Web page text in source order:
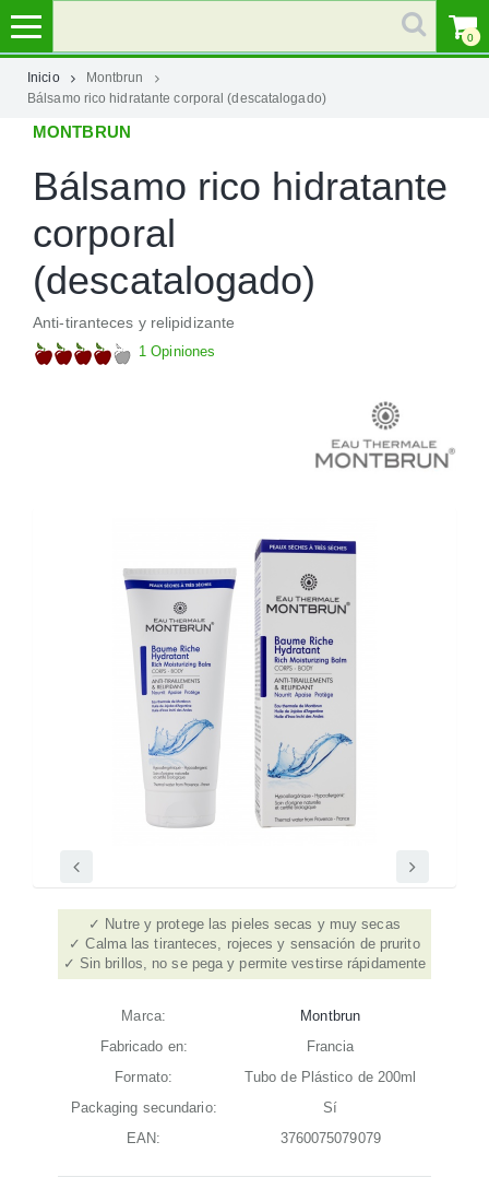
CUENTA
MARCAS
CATEGORÍAS
AYUDA
0
Inicio
Montbrun
Bálsamo rico hidratante corporal (descatalogado)
MONTBRUN
Bálsamo rico hidratante
corporal
(descatalogado)
Anti-tiranteces y relipidizante
1 Opiniones
Nutre y protege las pieles secas y muy secas
Calma las tiranteces, rojeces y sensación de prurito
Sin brillos, no se pega y permite vestirse rápidamente
Marca:
Montbrun
Fabricado en:
Francia
Formato:
Tubo de Plástico de 200ml
Packaging secundario:
Sí
EAN:
3760075079079